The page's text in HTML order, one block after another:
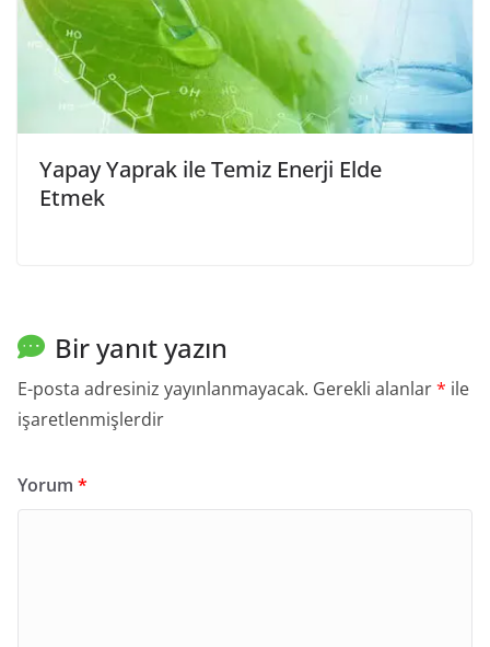
Yapay Yaprak ile Temiz Enerji Elde
Etmek
Bir yanıt yazın
E-posta adresiniz yayınlanmayacak. Gerekli alanlar* ile
işaretlenmişlerdir
Yorum *